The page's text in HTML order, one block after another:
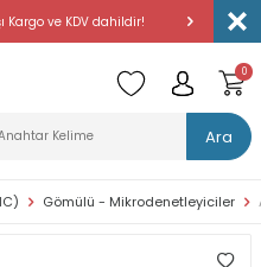
Kargo ve KDV dahildir!
Ara
0
Gömülü - Mikrodenetleyiciler